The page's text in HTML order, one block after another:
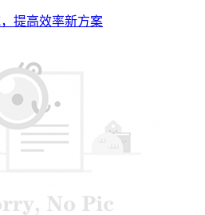
提高效率新方案